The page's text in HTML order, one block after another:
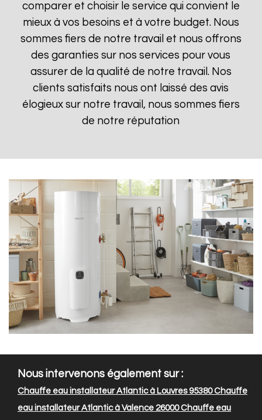
comparer et choisir le service qui convient le
mieux à vos besoins et à votre budget. Nous
sommes fiers de notre travail et nous offrons
des garanties sur nos services pour vous
assurer de la qualité de notre travail. Nos
clients satisfaits nous ont laissé des avis
élogieux sur notre travail, nous sommes fiers
de notre réputation
Nous intervenons également sur :
Chauffe eau installateur Atlantic à Louvres 95380Chauffe
eau installateur Atlantic à Valence 26000Chauffe eau